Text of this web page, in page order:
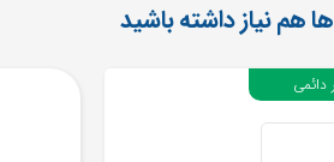
هم نیاز داشته باشید
دائمی